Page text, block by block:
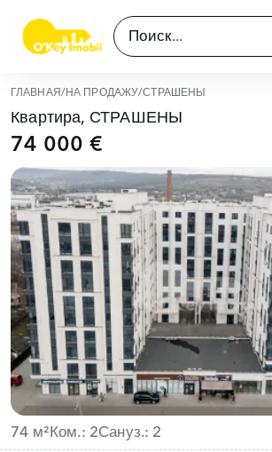
ГЛАВНАЯ/ НА ПРОДАЖУ/СТРАШЕНЫ
Квартира, СТРАШЕНЫ
74 000 €
74 м² Ком.: 2Сануз.: 2